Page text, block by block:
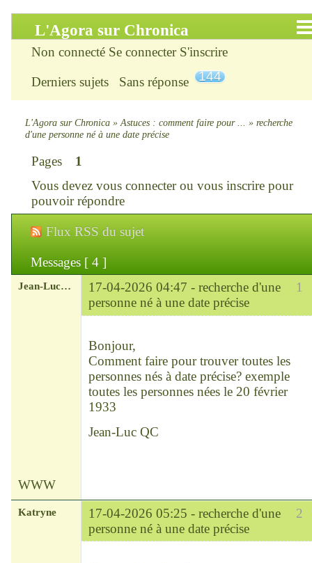
L'Agora sur Chronica
Accueil
Infos
Chercher
S’inscrire
Connexion
Chronica : le site
ChroniKat : les liens
CONTACT
Non connecté Se connecter S'inscrire
Derniers sujets Sans réponse 144
L'Agora sur Chronica »Astuces : comment faire pour ... »recherche
d'une personne né à une date précise
Pages
1
Vous devez vous connecterou vous inscrirepour
pouvoir répondre
Flux RSS du sujet
Messages [ 4 ]
1
Jean-Luc-Lauzon 17-04-2026 04:47 - recherche d'une
personne né à une date précise
Bonjour,
Comment faire pour trouver toutes les
personnes nés à date précise? exemple
toutes les personnes nées le 20 février
1933
Jean-Luc QC
WWW
2
Katryne 17-04-2026 05:25 - recherche d'une
personne né à une date précise